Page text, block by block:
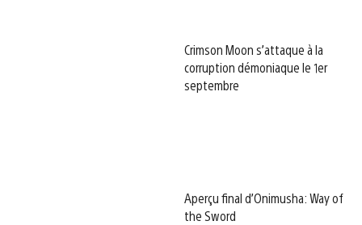
Crimson Moon s’attaque à la
corruption démoniaque le 1er
septembre
Aperçu final d’Onimusha: Way of
the Sword